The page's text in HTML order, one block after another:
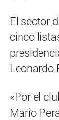
El sector
cinco
Leonardo
«Por el
Mario